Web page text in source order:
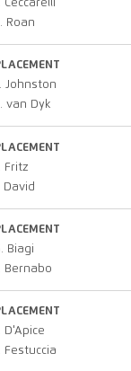
Ceccarelli
Roan
Johnston
van Dyk
Fritz
David
Biagi
Bernabo
D'Apice
Festuccia